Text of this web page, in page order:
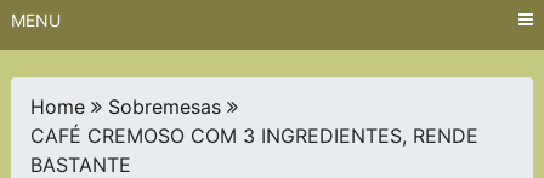
MENU
Home
Sobremesas
CAFÉ CREMOSO COM 3 INGREDIENTES, RENDE
BASTANTE